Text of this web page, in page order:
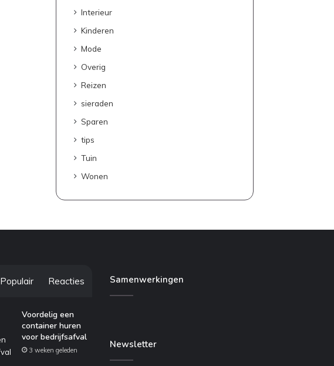
Interieur
Kinderen
Mode
Overig
Reizen
sieraden
Sparen
tips
Tuin
Wonen
Populair Reacties
Voordelig een
container huren
voor bedrijfsafval
3 weken geleden
Samenwerkingen
Newsletter